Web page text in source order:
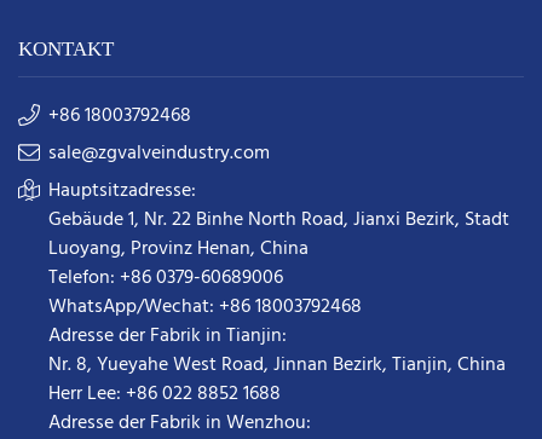
KONTAKT
+86 18003792468
sale@zgvalveindustry.com
Hauptsitzadresse:
Gebäude 1, Nr. 22 Binhe North Road, Jianxi Bezirk, Stadt
Luoyang, Provinz Henan, China
Telefon: +86 0379-60689006
WhatsApp/Wechat: +86 18003792468
Adresse der Fabrik in Tianjin:
Nr. 8, Yueyahe West Road, Jinnan Bezirk, Tianjin, China
Herr Lee: +86 022 8852 1688
Adresse der Fabrik in Wenzhou: